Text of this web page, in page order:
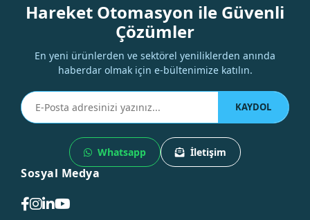
Hareket Otomasyon ile Güvenli
Çözümler
En yeni ürünlerden ve sektörel yeniliklerden anında
haberdar olmak için e-bültenimize katılın.
KAYDOL
Whatsapp İletişim
Sosyal Medya